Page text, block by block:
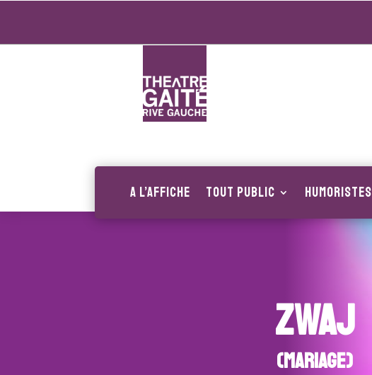
A l’affiche Tout public HUMORISTES
ZWAJ
(Mariage)